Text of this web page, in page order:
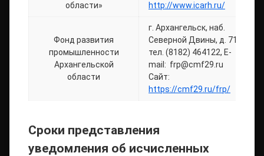
области»
http://www.icarh.ru/
Фонд развития
промышленности
Архангельской
области
г. Архангельск, наб.
Северной Двины, д. 71,
тел. (8182) 464122, E-
mail: frp@cmf29.ru
Сайт:
https://cmf29.ru/frp/
Cроки представления
уведомления об исчисленных